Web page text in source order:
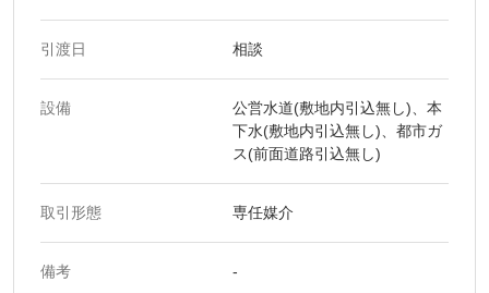
引渡日 相談
設備
公営水道(敷地内引込無し)、本
下水(敷地内引込無し)、都市ガ
ス(前面道路引込無し)
取引形態 専任媒介
備考 -